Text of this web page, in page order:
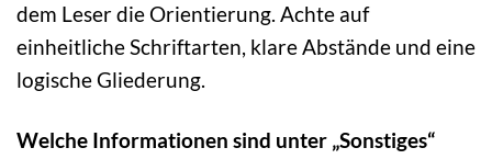
dem Leser die Orientierung. Achte auf
einheitliche Schriftarten, klare Abstände und eine
logische Gliederung.
Welche Informationen sind unter „Sonstiges“